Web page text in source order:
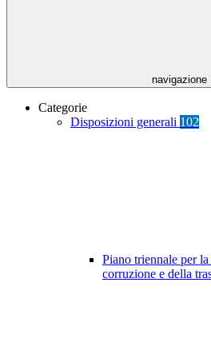
navigazione
Categorie
Disposizioni generali 102
Piano triennale per
corruzione e della